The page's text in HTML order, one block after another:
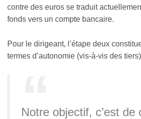
contre des euros se traduit
fonds vers un compte bancaire.
Pour le dirigeant, l’étape deux
termes d’autonomie (vis-à-vis des
Notre objectif, c’est de